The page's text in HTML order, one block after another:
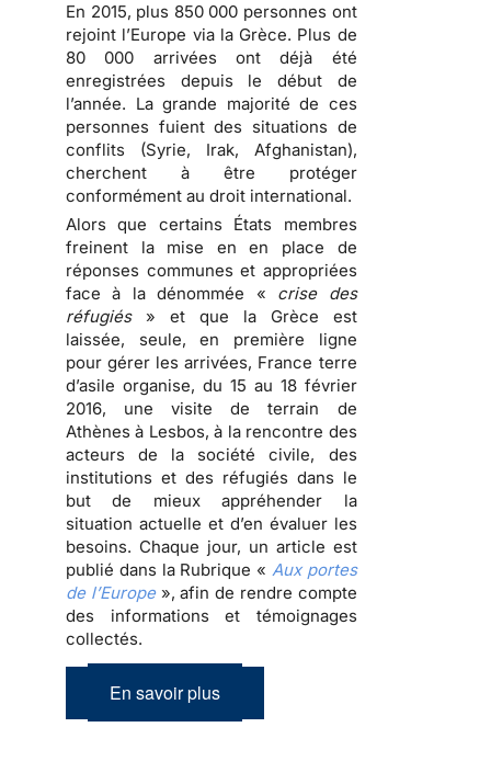
En 2015, plus 850 000 personnes ont
rejoint l’Europe via la Grèce. Plus de
80 000 arrivées ont déjà été
enregistrées depuis le début de
l’année. La grande majorité de ces
personnes fuient des situations de
conflits (Syrie, Irak, Afghanistan),
cherchent à être protéger
conformément au droit international.
Alors que certains États membres
freinent la mise en en place de
réponses communes et appropriées
face à la dénommée « crise des
réfugiés» et que la Grèce est
laissée, seule, en première ligne
pour gérer les arrivées, France terre
d’asile organise, du 15 au 18 février
2016, une visite de terrain de
Athènes à Lesbos, à la rencontre des
acteurs de la société civile, des
institutions et des réfugiés dans le
but de mieux appréhender la
situation actuelle et d’en évaluer les
besoins. Chaque jour, un article est
publié dans la Rubrique « Aux portes
de l’Europe», afin de rendre compte
des informations et témoignages
collectés.
En savoir plus